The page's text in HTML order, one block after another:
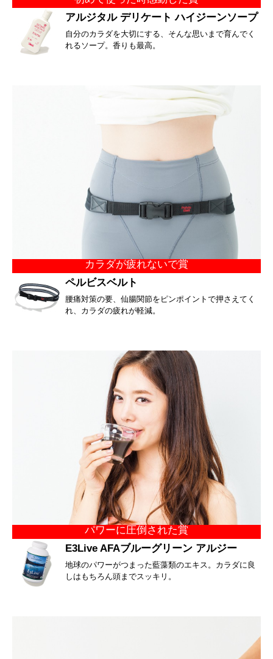
アルジタル デリケート ハイジーンソープ
自分のカラダを大切にする、そんな思いまで育んでく
れるソープ。香りも最高。
カラダが疲れないで賞
ペルビスベルト
腰痛対策の要、仙腸関節をピンポイントで押さえてく
れ、カラダの疲れが軽減。
パワーに圧倒された賞
E3Live AFAブルーグリーン アルジー
地球のパワーがつまった藍藻類のエキス。カラダに良
しはもちろん頭までスッキリ。